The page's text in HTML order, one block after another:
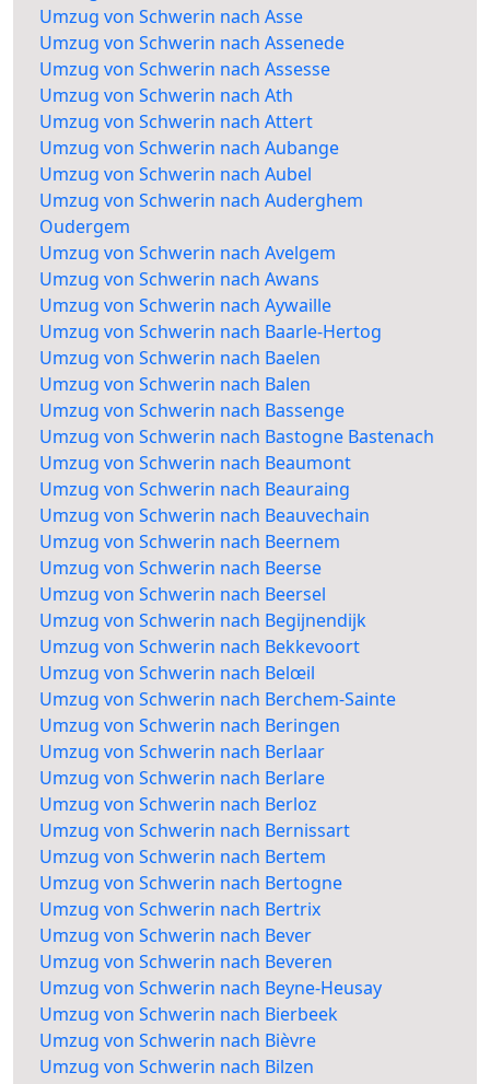
Umzug von Schwerin nach Asse
Umzug von Schwerin nach Assenede
Umzug von Schwerin nach Assesse
Umzug von Schwerin nach Ath
Umzug von Schwerin nach Attert
Umzug von Schwerin nach Aubange
Umzug von Schwerin nach Aubel
Umzug von Schwerin nach Auderghem
Oudergem
Umzug von Schwerin nach Avelgem
Umzug von Schwerin nach Awans
Umzug von Schwerin nach Aywaille
Umzug von Schwerin nach Baarle-Hertog
Umzug von Schwerin nach Baelen
Umzug von Schwerin nach Balen
Umzug von Schwerin nach Bassenge
Umzug von Schwerin nach Bastogne Bastenach
Umzug von Schwerin nach Beaumont
Umzug von Schwerin nach Beauraing
Umzug von Schwerin nach Beauvechain
Umzug von Schwerin nach Beernem
Umzug von Schwerin nach Beerse
Umzug von Schwerin nach Beersel
Umzug von Schwerin nach Begijnendijk
Umzug von Schwerin nach Bekkevoort
Umzug von Schwerin nach Belœil
Umzug von Schwerin nach Berchem-Sainte
Umzug von Schwerin nach Beringen
Umzug von Schwerin nach Berlaar
Umzug von Schwerin nach Berlare
Umzug von Schwerin nach Berloz
Umzug von Schwerin nach Bernissart
Umzug von Schwerin nach Bertem
Umzug von Schwerin nach Bertogne
Umzug von Schwerin nach Bertrix
Umzug von Schwerin nach Bever
Umzug von Schwerin nach Beveren
Umzug von Schwerin nach Beyne-Heusay
Umzug von Schwerin nach Bierbeek
Umzug von Schwerin nach Bièvre
Umzug von Schwerin nach Bilzen